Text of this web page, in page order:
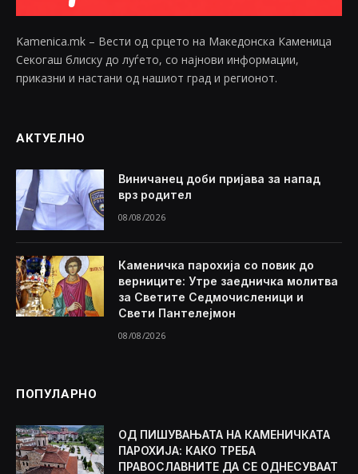
Kamenica.mk – Вести од срцето на Македонска Каменица
Секогаш блиску до луѓето, со најнови информации,
приказни и настани од нашиот град и регионот.
АКТУЕЛНО
Виничанец доби пријава за напад
врз родител
08/08/2026
Каменичка парохија со повик до
верниците: Утре заедничка молитва
за Светите Седмочисленици и
Свети Пантелејмон
08/08/2026
ПОПУЛАРНО
ОД ПИШУВАЊАТА НА КАМЕНИЧКАТА
ПАРОХИЈА: КАКО ТРЕБА
ПРАВОСЛАВНИТЕ ДА СЕ ОДНЕСУВААТ